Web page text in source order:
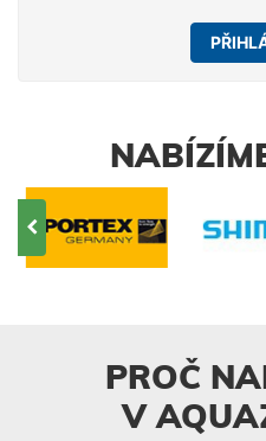
PROČ
V